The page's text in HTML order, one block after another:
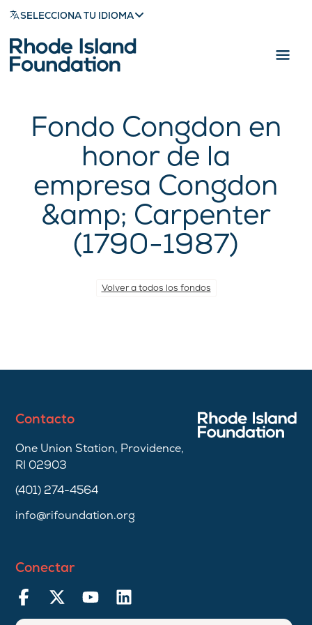
SELECCIONA TU IDIOMA
Fondo Congdon en
honor de la
empresa Congdon
&amp; Carpenter
(1790-1987)
Volver a todos los fondos
Contacto
One Union Station, Providence,
RI 02903
(401) 274-4564
info@rifoundation.org
Conectar